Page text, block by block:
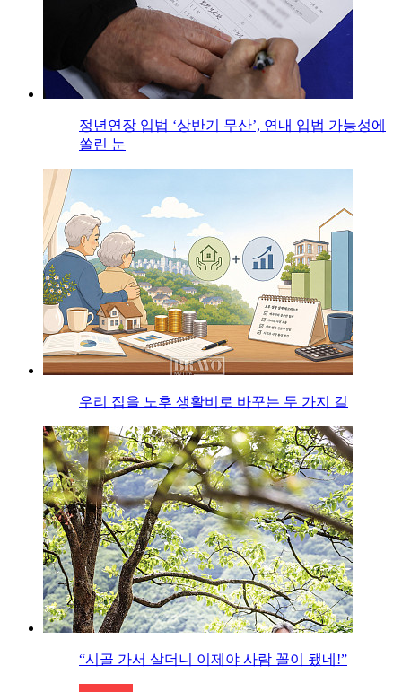
정년연장 입법 ‘상반기 무산’, 연내 입법 가능성에
쏠린 눈
우리 집을 노후 생활비로 바꾸는 두 가지 길
“시골 가서 살더니 이제야 사람 꼴이 됐네!”